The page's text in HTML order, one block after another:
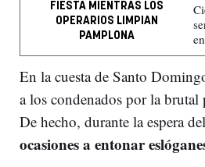
En la cuesta de Santo
a los condenados por la brutal
De hecho, durante la espera
ocasiones a entonar